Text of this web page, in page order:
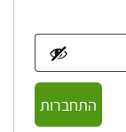
התחברות